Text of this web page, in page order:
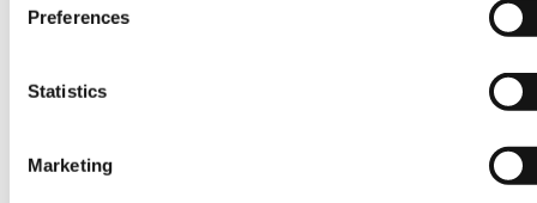
Preferences
Statistics
Marketing